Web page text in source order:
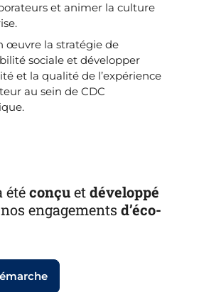
et animer la culture
œuvre la stratégie de
sociale et développer
et la qualité de l’expérience
au sein de CDC
étéconçuetdéveloppé
engagements d’éco-